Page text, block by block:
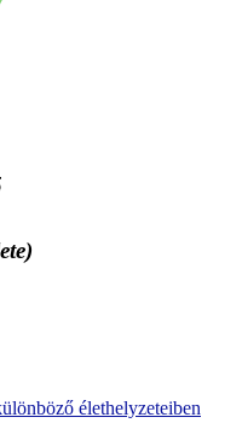
élethelyzeteiben